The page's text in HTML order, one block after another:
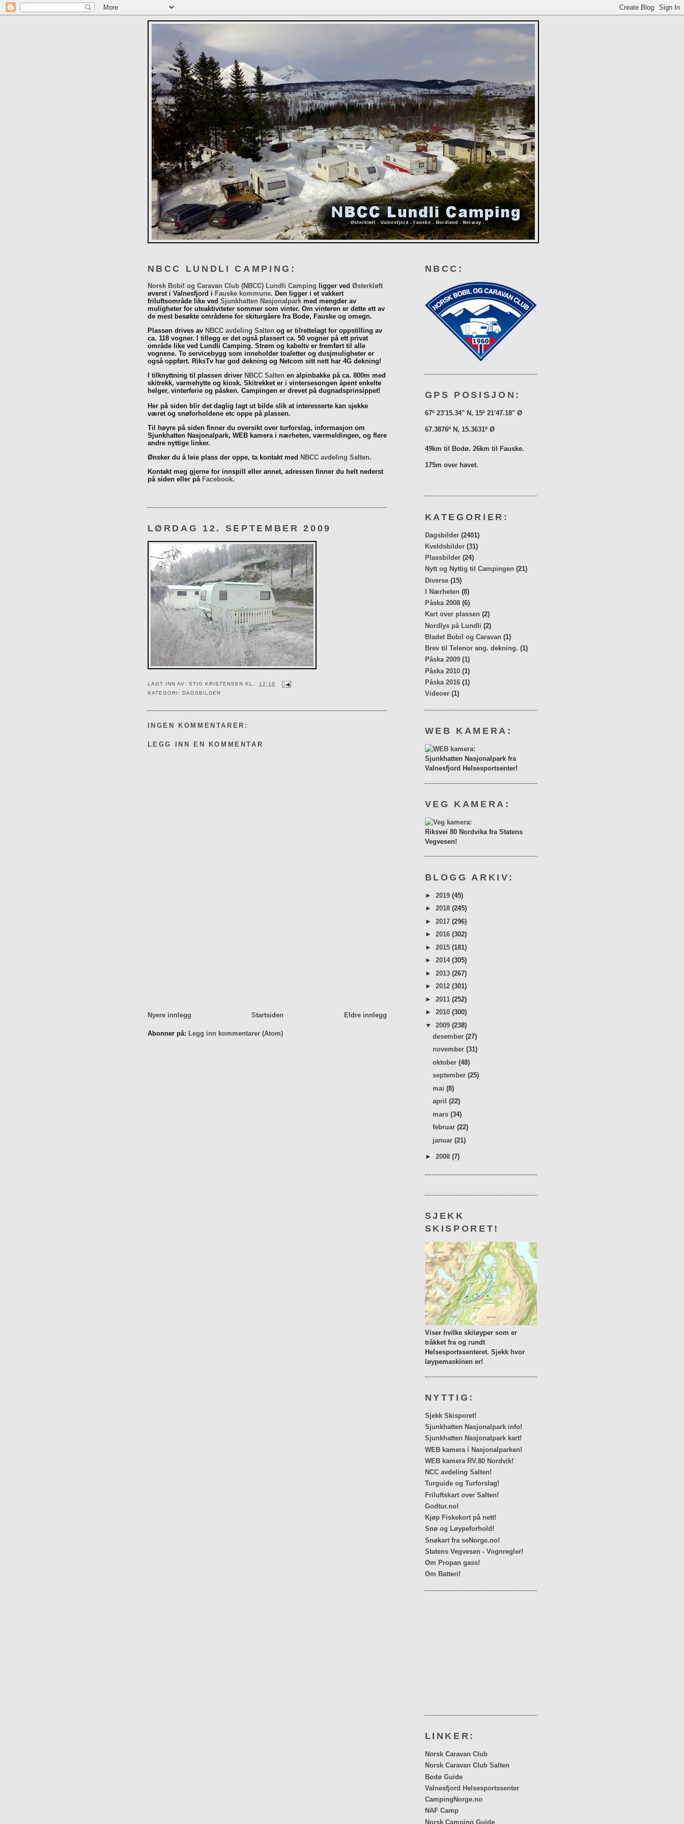
NBCC LUNDLI CAMPING:
Norsk Bobil og Caravan Club (NBCC) Lundli Camping ligger ved Østerkløft
øverst i Valnesfjord i Fauske kommune. Den ligger i et vakkert
friluftsområde like ved Sjunkhatten Nasjonalparkmed mengder av
muligheter for uteaktiviteter sommer som vinter. Om vinteren er dette ett av
de mest besøkte områdene for skiturgåere fra Bodø, Fauske og omegn.
Plassen drives av NBCC avdeling Salten og er tilrettelagt for oppstilling av
ca. 118 vogner. I tillegg er det også plassert ca. 50 vogner på ett privat
område like ved Lundli Camping. Strøm og kabeltv er fremført til alle
vognene. To servicebygg som inneholder toaletter og dusjmuligheter er
også oppført. RiksTv har god dekning og Netcom sitt nett har 4G dekning!
I tilknyttning til plassen driver NBCC Salten en alpinbakke på ca. 800m med
skitrekk, varmehytte og kiosk. Skitrekket er i vintersesongen åpent enkelte
helger, vinterferie og påsken. Campingen er drevet på dugnadsprinsippet!
Her på siden blir det daglig lagt ut bilde slik at interesserte kan sjekke
været og snøforholdene etc oppe på plassen.
Til høyre på siden finner du oversikt over turforslag, informasjon om
Sjunkhatten Nasjonalpark, WEB kamera i nærheten, værmeldingen, og flere
andre nyttige linker.
Ønsker du å leie plass der oppe, ta kontakt med NBCC avdeling Salten.
Kontakt meg gjerne for innspill eller annet, adressen finner du helt nederst
på siden eller på Facebook.
LØRDAG 12. SEPTEMBER 2009
LAGT INN AV: STIG KRISTENSEN KL.: 12:19
KATEGORI: DAGSBILDER
INGEN KOMMENTARER:
LEGG INN EN KOMMENTAR
Nyere innlegg Eldre innlegg
Startsiden
Abonner på: Legg inn kommentarer (Atom)
NBCC:
GPS POSISJON:
67º 23'15.34" N, 15º 21'47.18" Ø
67.3876º N, 15.3631º Ø
49km til Bodø. 26km til Fauske.
175m over havet.
KATEGORIER:
Dagsbilder (2401)
Kveldsbilder (31)
Plassbilder (24)
Nytt og Nyttig til Campingen (21)
Diverse (15)
I Nærheten (8)
Påska 2008 (6)
Kart over plassen (2)
Nordlys på Lundli (2)
Bladet Bobil og Caravan (1)
Brev til Telenor ang. dekning. (1)
Påska 2009 (1)
Påska 2010 (1)
Påska 2016 (1)
Videoer (1)
WEB KAMERA:
Sjunkhatten Nasjonalpark fra
Valnesfjord Helsesportsenter!
VEG KAMERA:
Riksvei 80 Nordvika fra Statens
Vegvesen!
BLOGG ARKIV:
► 2019 (45)
► 2018 (245)
► 2017 (296)
► 2016 (302)
► 2015 (181)
► 2014 (305)
► 2013 (267)
► 2012 (301)
► 2011 (252)
► 2010 (300)
▼ 2009 (238)
desember(27)
november(31)
oktober(48)
september(25)
mai(8)
april(22)
mars(34)
februar(22)
januar(21)
► 2008 (7)
SJEKK
SKISPORET!
Viser hvilke skiløyper som er
tråkket fra og rundt
Helsesportssenteret. Sjekk hvor
løypemaskinen er!
NYTTIG:
Sjekk Skisporet!
Sjunkhatten Nasjonalpark info!
Sjunkhatten Nasjonalpark kart!
WEB kamera i Nasjonalparken!
WEB kamera RV.80 Nordvik!
NCC avdeling Salten!
Turguide og Turforslag!
Friluftskart over Salten!
Godtur.no!
Kjøp Fiskekort på nett!
Snø og Løypeforhold!
Snøkart fra seNorge.no!
Statens Vegvesen - Vognregler!
Om Propan gass!
Om Batteri!
LINKER:
Norsk Caravan Club
Norsk Caravan Club Salten
Bodø Guide
Valnesfjord Helsesportssenter
CampingNorge.no
NAF Camp
Norsk Camping Guide